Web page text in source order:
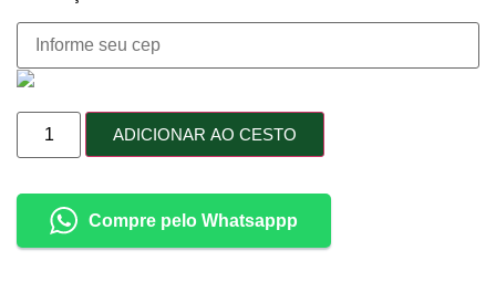
ADICIONAR AO CESTO
Compre pelo Whatsappp